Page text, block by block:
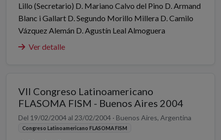
Lillo (Secretario) D. Mariano Calvo del Pino D. Armand
Blanc i Gallart D. Segundo Morillo Millera D. Camilo
Vázquez Alemán D. Agustín Leal Almoguera
Ver detalle
VII Congreso Latinoamericano
FLASOMA FISM - Buenos Aires 2004
Del 19/02/2004 al 23/02/2004 · Buenos Aires, Argentina
Congreso Latinoamericano FLASOMA FISM